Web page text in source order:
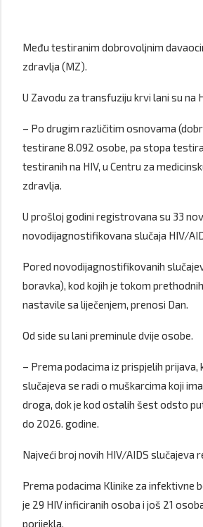
Među testiranim dobrovoljnim
zdravlja (MZ).
U Zavodu za transfuziju krvi lani su na
– Po drugim različitim osnovama
testirane 8.092 osobe, pa stopa
testiranih na HIV, u Centru za
zdravlja.
U prošloj godini registrovana su 33
novodijagnostifikovana slučaja HIV/
Pored novodijagnostifikovanih
boravka), kod kojih je tokom
nastavile sa liječenjem, prenosi Dan.
Od side su lani preminule dvije osobe.
– Prema podacima iz prispjelih
slučajeva se radi o muškarcima koji
droga, dok je kod ostalih šest odsto
do 2026. godine.
Najveći broj novih HIV/AIDS
Prema podacima Klinike za infektivne
je 29 HIV inficiranih osoba i još 21
porijekla.